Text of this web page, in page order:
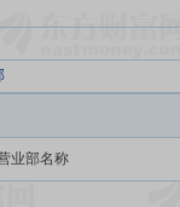
业部名称